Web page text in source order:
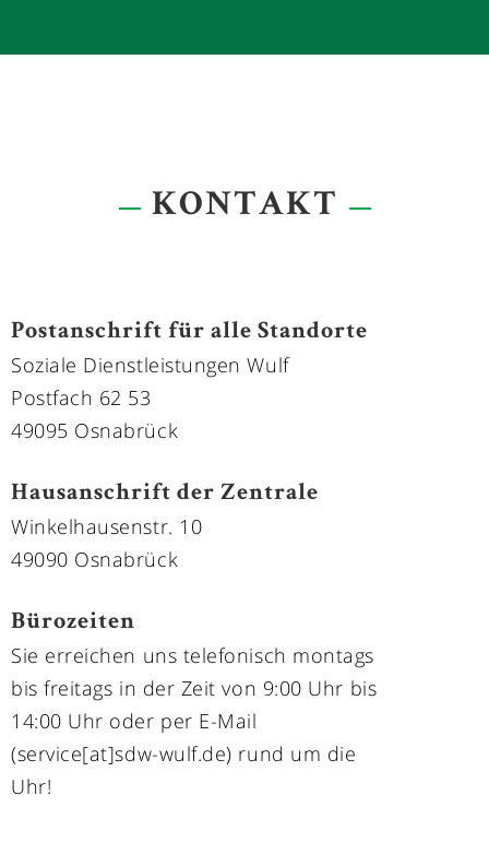
KONTAKT
Postanschrift für alle Standorte
Soziale Dienstleistungen Wulf
Postfach 62 53
49095 Osnabrück
Hausanschrift der Zentrale
Winkelhausenstr. 10
49090 Osnabrück
Bürozeiten
Sie erreichen uns telefonisch montags
bis freitags in der Zeit von 9:00 Uhr bis
14:00 Uhr oder per E-Mail
(service[at]sdw-wulf.de) rund um die
Uhr!